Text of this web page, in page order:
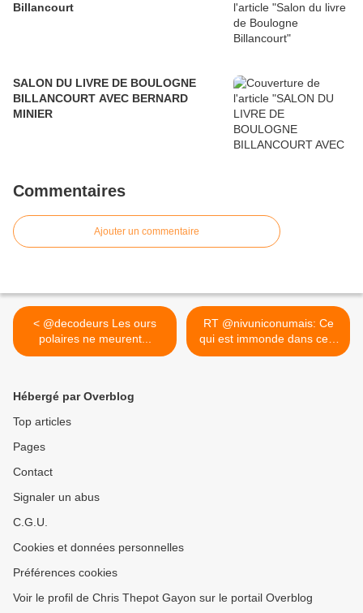
Billancourt
SALON DU LIVRE DE BOULOGNE
BILLANCOURT AVEC BERNARD
MINIER
Commentaires
Ajouter un commentaire
< @decodeurs Les ours
polaires ne meurent...
RT @nivuniconumais: Ce
qui est immonde dans ce...
>
Hébergé par Overblog
Top articles
Pages
Contact
Signaler un abus
C.G.U.
Cookies et données personnelles
Préférences cookies
Voir le profil de Chris Thepot Gayon sur le portail Overblog